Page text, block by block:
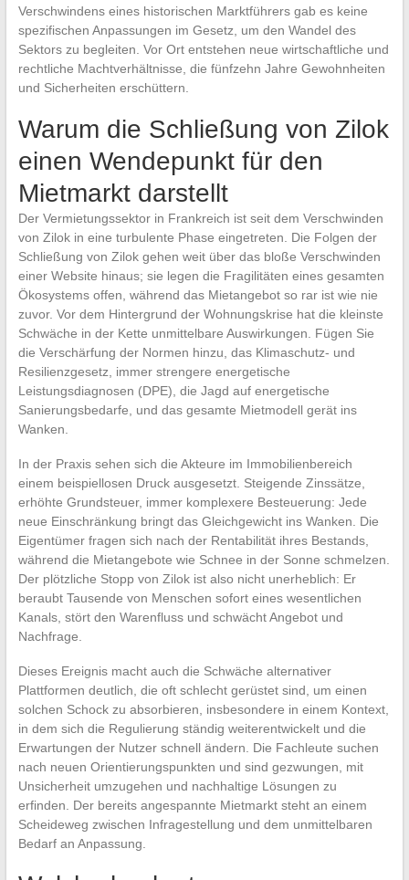
Verschwindens eines historischen Marktführers gab es keine
spezifischen Anpassungen im Gesetz, um den Wandel des
Sektors zu begleiten. Vor Ort entstehen neue wirtschaftliche und
rechtliche Machtverhältnisse, die fünfzehn Jahre Gewohnheiten
und Sicherheiten erschüttern.
Warum die Schließung von Zilok
einen Wendepunkt für den
Mietmarkt darstellt
Der Vermietungssektor in Frankreich ist seit dem Verschwinden
von Zilok in eine turbulente Phase eingetreten. Die Folgen der
Schließung von Zilok gehen weit über das bloße Verschwinden
einer Website hinaus; sie legen die Fragilitäten eines gesamten
Ökosystems offen, während das Mietangebot so rar ist wie nie
zuvor. Vor dem Hintergrund der Wohnungskrise hat die kleinste
Schwäche in der Kette unmittelbare Auswirkungen. Fügen Sie
die Verschärfung der Normen hinzu, das Klimaschutz- und
Resilienzgesetz, immer strengere energetische
Leistungsdiagnosen (DPE), die Jagd auf energetische
Sanierungsbedarfe, und das gesamte Mietmodell gerät ins
Wanken.
In der Praxis sehen sich die Akteure im Immobilienbereich
einem beispiellosen Druck ausgesetzt. Steigende Zinssätze,
erhöhte Grundsteuer, immer komplexere Besteuerung: Jede
neue Einschränkung bringt das Gleichgewicht ins Wanken. Die
Eigentümer fragen sich nach der Rentabilität ihres Bestands,
während die Mietangebote wie Schnee in der Sonne schmelzen.
Der plötzliche Stopp von Zilok ist also nicht unerheblich: Er
beraubt Tausende von Menschen sofort eines wesentlichen
Kanals, stört den Warenfluss und schwächt Angebot und
Nachfrage.
Dieses Ereignis macht auch die Schwäche alternativer
Plattformen deutlich, die oft schlecht gerüstet sind, um einen
solchen Schock zu absorbieren, insbesondere in einem Kontext,
in dem sich die Regulierung ständig weiterentwickelt und die
Erwartungen der Nutzer schnell ändern. Die Fachleute suchen
nach neuen Orientierungspunkten und sind gezwungen, mit
Unsicherheit umzugehen und nachhaltige Lösungen zu
erfinden. Der bereits angespannte Mietmarkt steht an einem
Scheideweg zwischen Infragestellung und dem unmittelbaren
Bedarf an Anpassung.